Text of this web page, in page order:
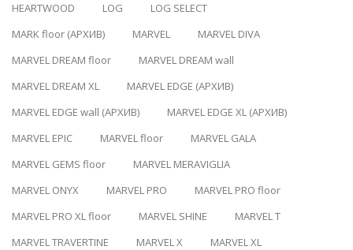
HEARTWOOD
LOG
LOG SELECT
MARK floor (АРХИВ)
MARVEL
MARVEL DIVA
MARVEL DREAM floor
MARVEL DREAM wall
MARVEL DREAM XL
MARVEL EDGE (АРХИВ)
MARVEL EDGE wall (АРХИВ)
MARVEL EDGE XL (АРХИВ)
MARVEL EPIC
MARVEL floor
MARVEL GALA
MARVEL GEMS floor
MARVEL MERAVIGLIA
MARVEL ONYX
MARVEL PRO
MARVEL PRO floor
MARVEL PRO XL floor
MARVEL SHINE
MARVEL T
MARVEL TRAVERTINE
MARVEL X
MARVEL XL